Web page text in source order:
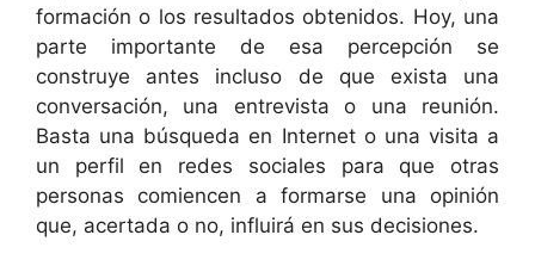
formación o los resultados obtenidos. Hoy, una
parte importante de esa percepción se
construye antes incluso de que exista una
conversación, una entrevista o una reunión.
Basta una búsqueda en Internet o una visita a
un perfil en redes sociales para que otras
personas comiencen a formarse una opinión
que, acertada o no, influirá en sus decisiones.